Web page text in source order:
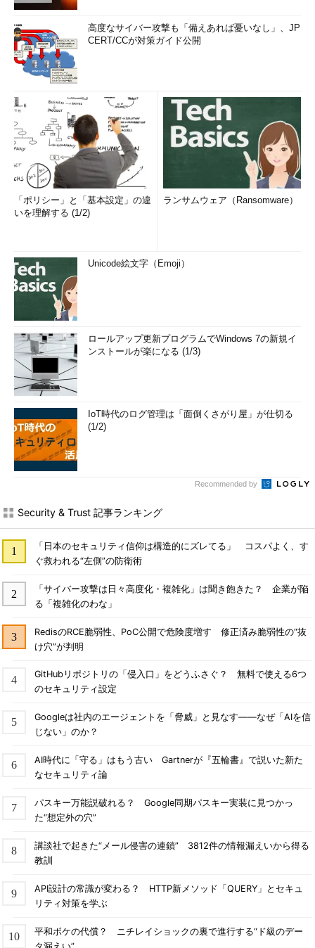
高度なサイバー攻撃も「備えあれば憂いなし」、JP
CERT/CCが対策ガイド公開
「ポリシー」と「基本設定」の違
いを理解する (1/2)
ランサムウェア（Ransomware）
Unicode絵文字（Emoji）
ロールアップ更新プログラムでWindows 7の新規イ
ンストールが楽になる (1/3)
IoT時代のログ管理は「面倒くさがり屋」が仕切る
(1/2)
Recommended by
Security & Trust 記事ランキング
「日本のセキュリティ信仰は構造的にズレてる」 コスパよく、す
ぐ救われる“左側”の防衛術
「サイバー攻撃は日々高度化・複雑化」は聞き飽きた？ 企業が陥
る「複雑化のわな」
RedisのRCE脆弱性、PoC公開で危険度増す 修正済み脆弱性の“抜
け穴”が判明
GitHubリポジトリの「侵入口」をどうふさぐ？ 無料で使える6つ
のセキュリティ設定
Googleは社内のエージェントを「脅威」と見なす――なぜ「AIを信
じない」のか？
AI時代に「守る」はもう古い Gartnerが『五輪書』で説いた新た
なセキュリティ論
パスキー万能説破れる？ Google同期パスキー実装に見つかっ
た“想定外の穴”
講談社で起きた“メール侵害の連鎖” 3812件の情報漏えいから得る
教訓
API設計の常識が変わる？ HTTP新メソッド「QUERY」とセキュ
リティ対策を学ぶ
平和ボケの代償？ ニチレイショックの裏で進行する“ド級のデー